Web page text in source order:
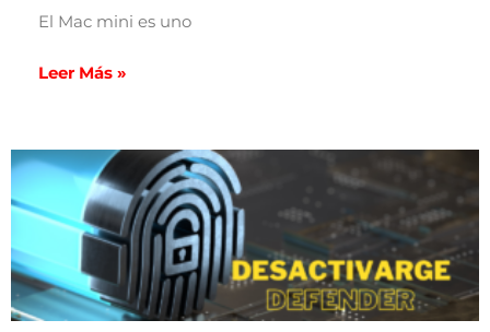
El Mac mini es uno
Leer Más »